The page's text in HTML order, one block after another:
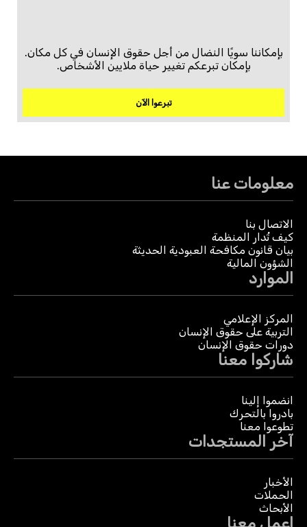
بإمكاننا سويًا النضال من أجل حقوق الإنسان في كل مكان.
بإمكان تبرعكم تغيير حياة ملايين الأشخاص.
تبرعوا الآن
معلومات عنا
الاتصال بنا
كيف تُدار المنظمة
بيان قانون مكافحة العبودية الحديثة
الشؤون المالية
الموارد
المركز الإعلامي
التربية على حقوق الإنسان
دورات حقوق الإنسان
شاركوا معنا
انضموا إلينا
بادروا بالتحرك
تطوعوا معنا
آخر المستجدات
الأخبار
الحملات
الأبحاث
اعمل معنا